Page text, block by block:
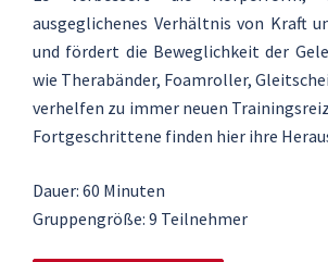
ausgeglichenes Verhältnis von Kraft
und fördert die Beweglichkeit der
wie Therabänder, Foamroller,
verhelfen zu immer neuen
Fortgeschrittene finden hier ihre
Dauer: 60 Minuten
Gruppengröße: 9 Teilnehmer